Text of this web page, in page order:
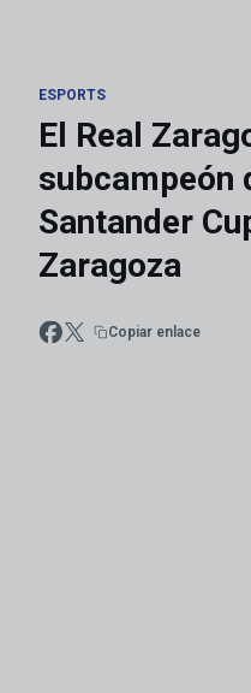
ESPORTS
El Real
subcampeón
Santander
Zaragoza
Copiar enlace